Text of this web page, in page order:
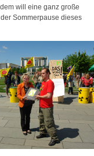
will eine ganz große
Sommerpause dieses